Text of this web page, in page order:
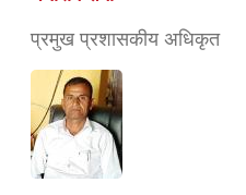
प्रमुख प्रशासकीय अधिकृत